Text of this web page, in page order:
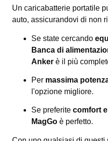
Un caricabatterie portatile
auto, assicurandovi di non
Se state cercando
Banca di
Anker è il più
Per massima
l'opzione migliore.
Se preferite comfort
MagGo è perfetto.